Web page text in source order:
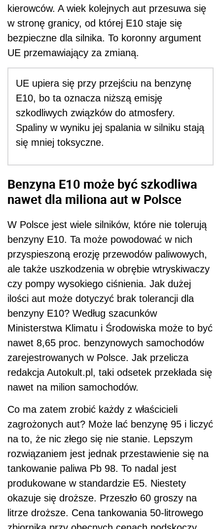
kierowców. A wiek kolejnych aut przesuwa się
w stronę granicy, od której E10 staje się
bezpieczne dla silnika. To koronny argument
UE przemawiający za zmianą.
UE upiera się przy przejściu na benzynę
E10, bo ta oznacza niższą emisję
szkodliwych związków do atmosfery.
Spaliny w wyniku jej spalania w silniku stają
się mniej toksyczne.
Benzyna E10 może być szkodliwa
nawet dla miliona aut w Polsce
W Polsce jest wiele silników, które nie tolerują
benzyny E10. Ta może powodować w nich
przyspieszoną erozję przewodów paliwowych,
ale także uszkodzenia w obrębie wtryskiwaczy
czy pompy wysokiego ciśnienia. Jak dużej
ilości aut może dotyczyć brak tolerancji dla
benzyny E10? Według szacunków
Ministerstwa Klimatu i Środowiska może to być
nawet 8,65 proc. benzynowych samochodów
zarejestrowanych w Polsce. Jak przelicza
redakcja Autokult.pl, taki odsetek przekłada się
nawet na milion samochodów.
Co ma zatem zrobić każdy z właścicieli
zagrożonych aut? Może lać benzynę 95 i liczyć
na to, że nic złego się nie stanie. Lepszym
rozwiązaniem jest jednak przestawienie się na
tankowanie paliwa Pb 98. To nadal jest
produkowane w standardzie E5. Niestety
okazuje się droższe. Przeszło 60 groszy na
litrze droższe. Cena tankowania 50-litrowego